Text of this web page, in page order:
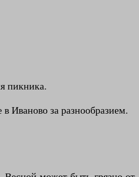
пикника.
Иваново за разнообразием.